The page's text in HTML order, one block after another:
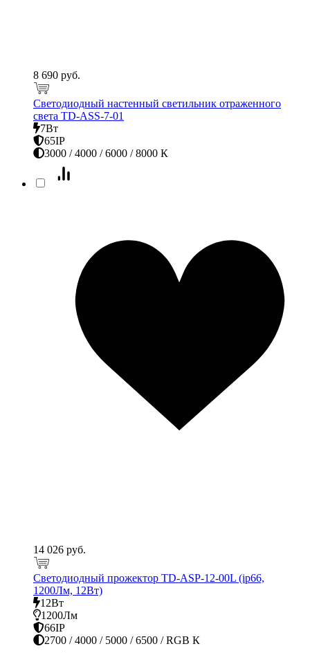
8 690 руб.
Светодиодный настенный светильник отраженного
света TD-ASS-7-01
7Вт
65IP
3000 / 4000 / 6000 / 8000 К
14 026 руб.
Светодиодный прожектор TD-ASP-12-00L (ip66,
1200Лм, 12Вт)
12Вт
1200Лм
66IP
2700 / 4000 / 5000 / 6500 / RGB К